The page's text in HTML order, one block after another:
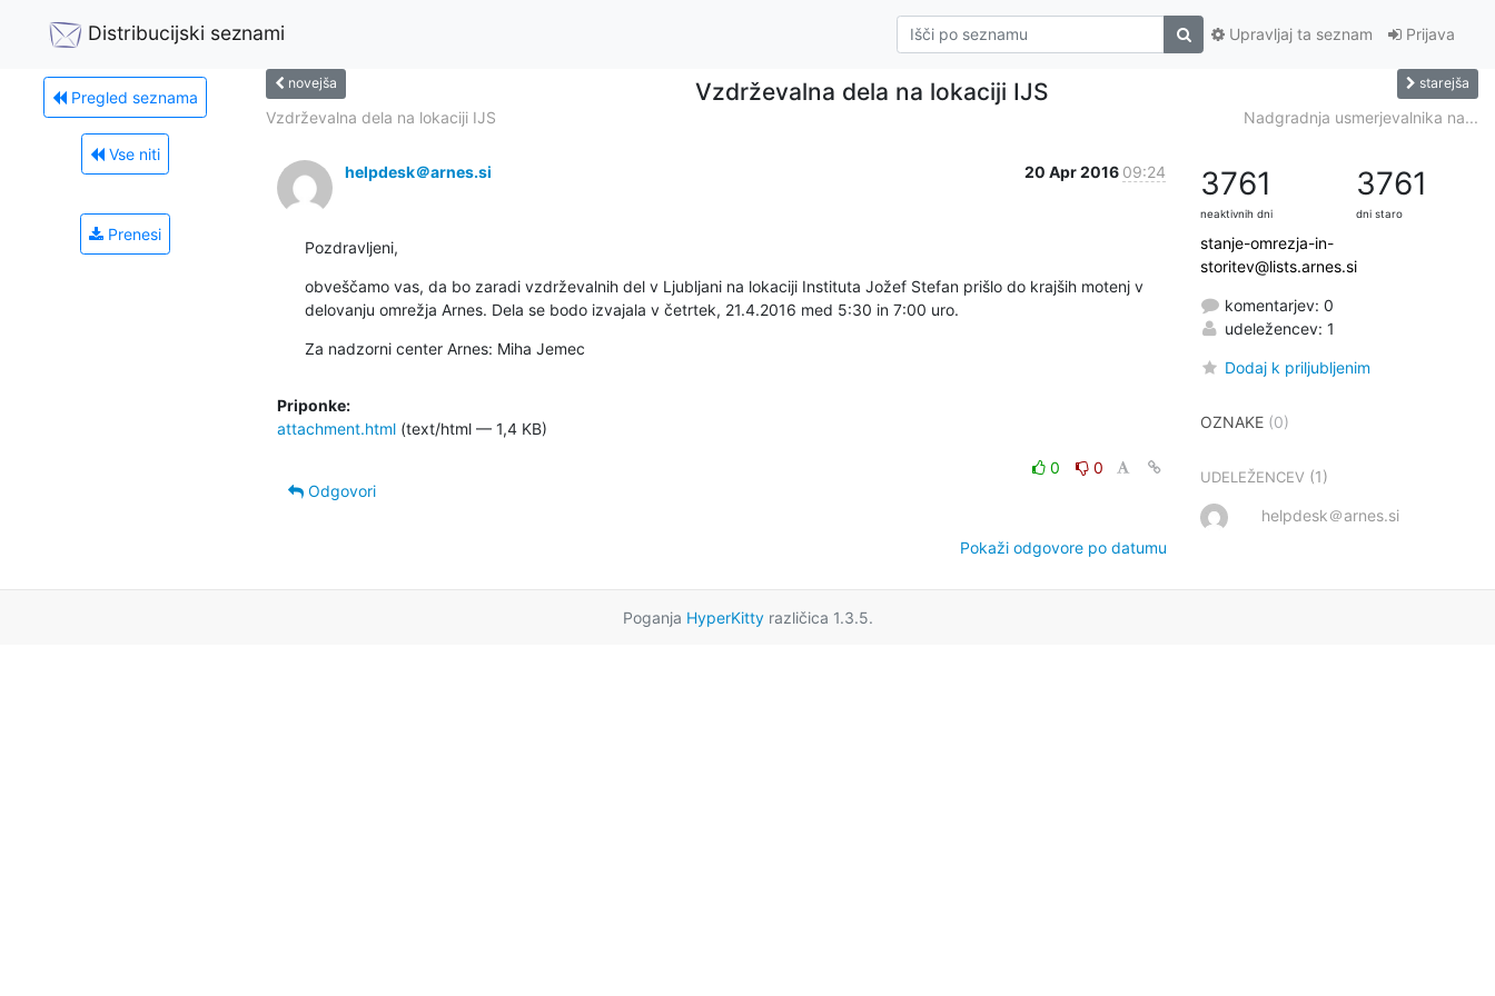
Distribucijski seznami Prijava
Upravljaj ta seznam
Pregled seznama
Vse niti
Prenesi
novejša Vzdrževalna dela na lokaciji IJS starejša
Vzdrževalna dela na lokaciji IJS Nadgradnja usmerjevalnika na...
helpdesk＠arnes.si 20 Apr 2016 09:24
Pozdravljeni,
obveščamo vas, da bo zaradi vzdrževalnih del v Ljubljani na lokaciji Instituta Jožef Stefan prišlo do krajših motenj v
delovanju omrežja Arnes. Dela se bodo izvajala v četrtek, 21.4.2016 med 5:30 in 7:00 uro.
Za nadzorni center Arnes: Miha Jemec
Priponke:
attachment.html (text/html — 1,4 KB)
0
0
Odgovori
Pokaži odgovore po datumu
3761
neaktivnih dni
3761
dni staro
stanje-omrezja-in-
storitev@lists.arnes.si
komentarjev: 0
udeležencev: 1
Dodaj k priljubljenim
OZNAKE(0)
UDELEŽENCEV (1)
helpdesk＠arnes.si
Poganja HyperKittyrazličica 1.3.5.